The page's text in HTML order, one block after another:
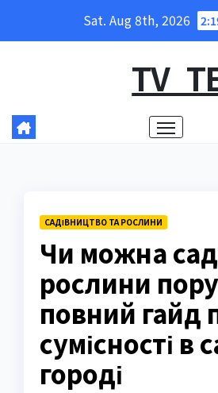
Sat. Aug 8th, 2026
САДІВНИЦТВО ТА РОСЛИНИ
Чи можна
рослини
повний гайд
сумісності в
городі